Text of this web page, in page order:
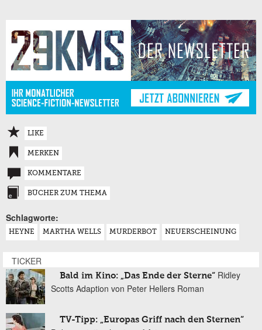
LIKE
MERKEN
KOMMENTARE
BÜCHER ZUM THEMA
Schlagworte:
HEYNE MARTHA WELLS MURDERBOT NEUERSCHEINUNG
TICKER
Bald im Kino: „Das Ende der Sterne“ Ridley
Scotts Adaption von Peter Hellers Roman
TV-Tipp: „Europas Griff nach den Sternen“